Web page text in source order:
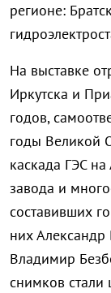
регионе:
На выставке
Иркутска и
годов,
годы Великой
каскада ГЭС
завода и
составивших
них Александр
Владимир
снимков стали